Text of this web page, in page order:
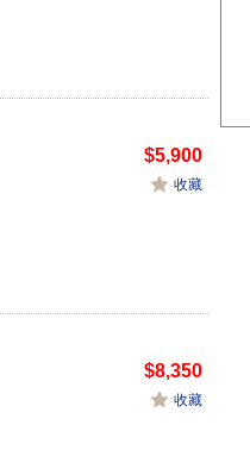
$5,900
收藏
$8,350
收藏